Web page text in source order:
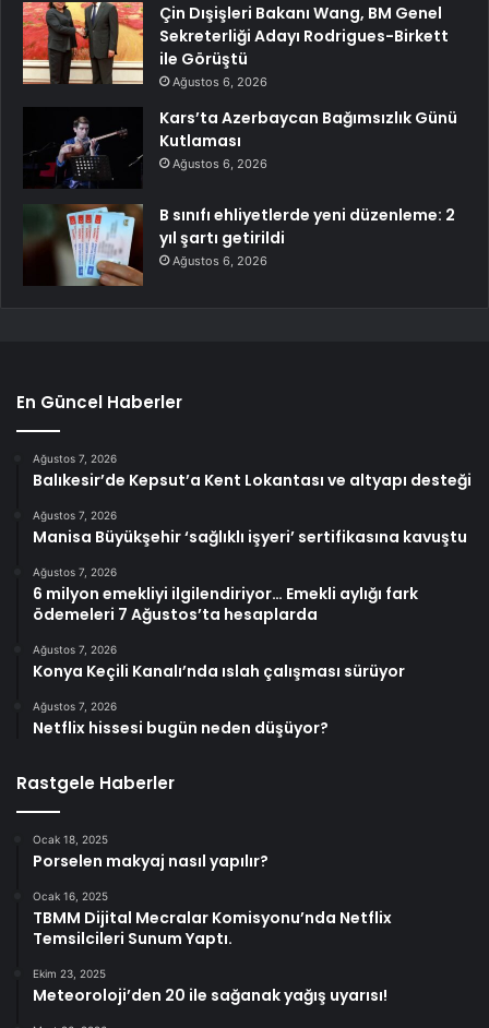
Çin Dışişleri Bakanı Wang, BM Genel
Sekreterliği Adayı Rodrigues-Birkett
ile Görüştü
Ağustos 6, 2026
Kars’ta Azerbaycan Bağımsızlık Günü
Kutlaması
Ağustos 6, 2026
B sınıfı ehliyetlerde yeni düzenleme: 2
yıl şartı getirildi
Ağustos 6, 2026
En Güncel Haberler
Ağustos 7, 2026
Balıkesir’de Kepsut’a Kent Lokantası ve altyapı desteği
Ağustos 7, 2026
Manisa Büyükşehir ‘sağlıklı işyeri’ sertifikasına kavuştu
Ağustos 7, 2026
6 milyon emekliyi ilgilendiriyor… Emekli aylığı fark
ödemeleri 7 Ağustos’ta hesaplarda
Ağustos 7, 2026
Konya Keçili Kanalı’nda ıslah çalışması sürüyor
Ağustos 7, 2026
Netflix hissesi bugün neden düşüyor?
Rastgele Haberler
Ocak 18, 2025
Porselen makyaj nasıl yapılır?
Ocak 16, 2025
TBMM Dijital Mecralar Komisyonu’nda Netflix
Temsilcileri Sunum Yaptı.
Ekim 23, 2025
Meteoroloji’den 20 ile sağanak yağış uyarısı!